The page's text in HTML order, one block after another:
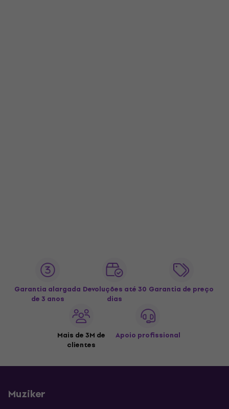
Garantia alargada
de 3 anos
Devoluções até 30
dias
Garantia de preço
Mais de 3M de
clientes
Apoio profissional
Muziker